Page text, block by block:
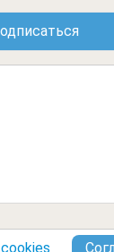
Архангельске.
cookies